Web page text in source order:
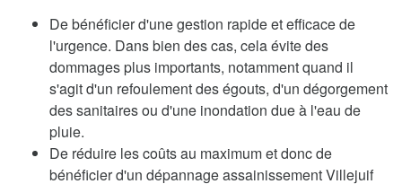
De bénéficier d'une gestion rapide et efficace de
l'urgence. Dans bien des cas, cela évite des
dommages plus importants, notamment quand il
s'agit d'un refoulement des égouts, d'un dégorgement
des sanitaires ou d'une inondation due à l'eau de
pluie.
De réduire les coûts au maximum et donc de
bénéficier d'un dépannage assainissement Villejuif